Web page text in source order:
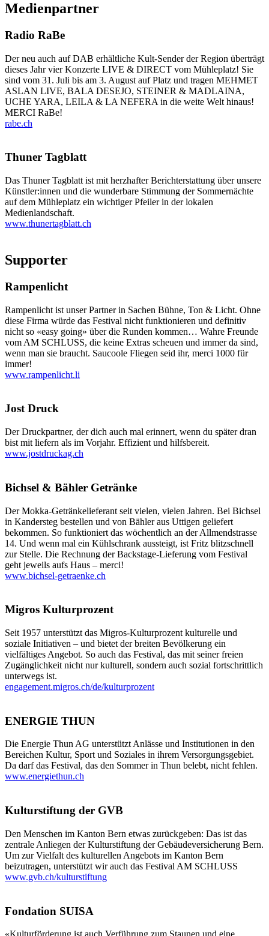
Medienpartner
Radio RaBe
Der neu auch auf DAB erhältliche Kult-Sender der Region überträgt
dieses Jahr vier Konzerte LIVE & DIRECT vom Mühleplatz! Sie
sind vom 31. Juli bis am 3. August auf Platz und tragen MEHMET
ASLAN LIVE, BALA DESEJO, STEINER & MADLAINA,
UCHE YARA, LEILA & LA NEFERA in die weite Welt hinaus!
MERCI RaBe!
rabe.ch
Thuner Tagblatt
Das Thuner Tagblatt ist mit herzhafter Berichterstattung über unsere
Künstler:innen und die wunderbare Stimmung der Sommernächte
auf dem Mühleplatz ein wichtiger Pfeiler in der lokalen
Medienlandschaft.
www.thunertagblatt.ch
Supporter
Rampenlicht
Rampenlicht ist unser Partner in Sachen Bühne, Ton & Licht. Ohne
diese Firma würde das Festival nicht funktionieren und definitiv
nicht so «easy going» über die Runden kommen… Wahre Freunde
vom AM SCHLUSS, die keine Extras scheuen und immer da sind,
wenn man sie braucht. Saucoole Fliegen seid ihr, merci 1000 für
immer!
www.rampenlicht.li
Jost Druck
Der Druckpartner, der dich auch mal erinnert, wenn du später dran
bist mit liefern als im Vorjahr. Effizient und hilfsbereit.
www.jostdruckag.ch
Bichsel & Bähler Getränke
Der Mokka-Getränkelieferant seit vielen, vielen Jahren. Bei Bichsel
in Kandersteg bestellen und von Bähler aus Uttigen geliefert
bekommen. So funktioniert das wöchentlich an der Allmendstrasse
14. Und wenn mal ein Kühlschrank aussteigt, ist Fritz blitzschnell
zur Stelle. Die Rechnung der Backstage-Lieferung vom Festival
geht jeweils aufs Haus – merci!
www.bichsel-getraenke.ch
Migros Kulturprozent
Seit 1957 unterstützt das Migros-Kulturprozent kulturelle und
soziale Initiativen – und bietet der breiten Bevölkerung ein
vielfältiges Angebot. So auch das Festival, das mit seiner freien
Zugänglichkeit nicht nur kulturell, sondern auch sozial fortschrittlich
unterwegs ist.
engagement.migros.ch/de/kulturprozent
ENERGIE THUN
Die Energie Thun AG unterstützt Anlässe und Institutionen in den
Bereichen Kultur, Sport und Soziales in ihrem Versorgungsgebiet.
Da darf das Festival, das den Sommer in Thun belebt, nicht fehlen.
www.energiethun.ch
Kulturstiftung der GVB
Den Menschen im Kanton Bern etwas zurückgeben: Das ist das
zentrale Anliegen der Kulturstiftung der Gebäudeversicherung Bern.
Um zur Vielfalt des kulturellen Angebots im Kanton Bern
beizutragen, unterstützt wir auch das Festival AM SCHLUSS
www.gvb.ch/kulturstiftung
Fondation SUISA